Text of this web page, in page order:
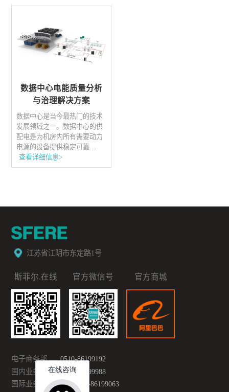
数据中心电能质量分析
与治理解决方案
数据中心是当今最热门的技术
发展领域之一。数据中心的供
配电是为机房内所有需要动力
电源的设备提供稳定可靠…
查看详细信息>
江苏省江阴市东定路1号
斯菲尔.在线 官方微信号 官方商城
电子商务部
0510-86199192
国内业务部
0510-86199988
国际业务部
0086-510-86199063